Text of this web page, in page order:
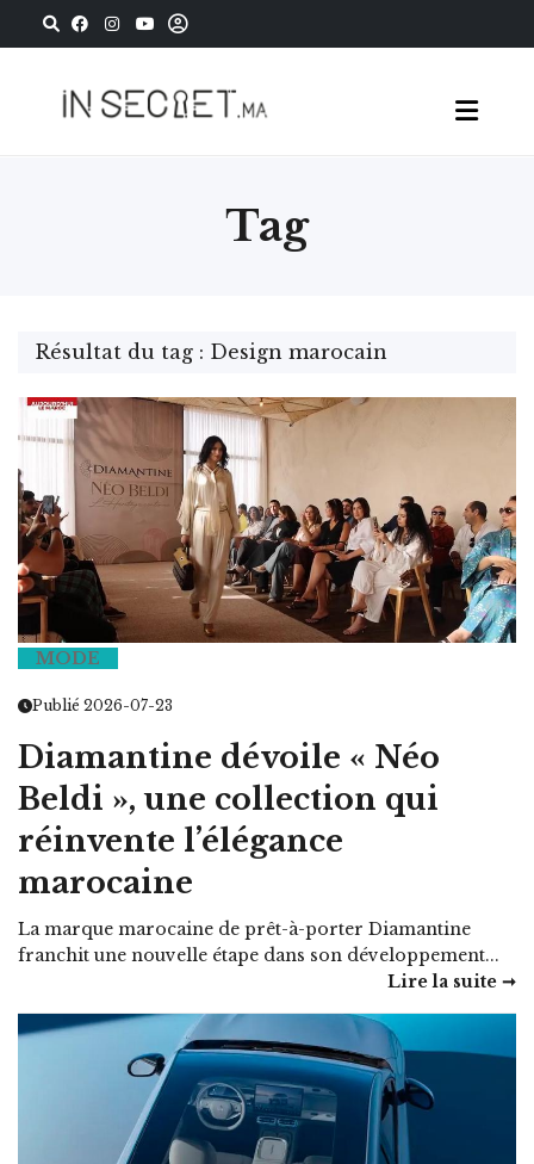
Tag
Résultat du tag : Design marocain
MODE
Publié 2026-07-23
Diamantine dévoile « Néo
Beldi », une collection qui
réinvente l’élégance
marocaine
La marque marocaine de prêt-à-porter Diamantine
franchit une nouvelle étape dans son développement...
Lire la suite ➞